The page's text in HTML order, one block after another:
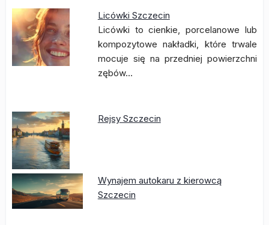
Licówki Szczecin
Licówki to cienkie, porcelanowe lub
kompozytowe nakładki, które trwale
mocuje się na przedniej powierzchni
zębów…
Rejsy Szczecin
Wynajem autokaru z kierowcą
Szczecin